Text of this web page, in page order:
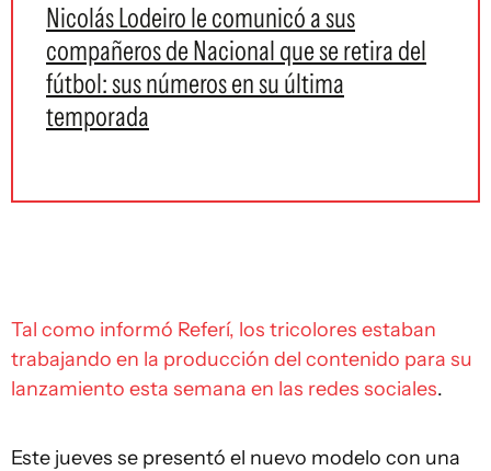
Nicolás Lodeiro le comunicó a sus
compañeros de Nacional que se retira del
fútbol: sus números en su última
temporada
Tal como informó Referí, los tricolores estaban
trabajando en la producción del contenido para su
lanzamiento esta semana en las redes sociales.
Este jueves se presentó el nuevo modelo con una